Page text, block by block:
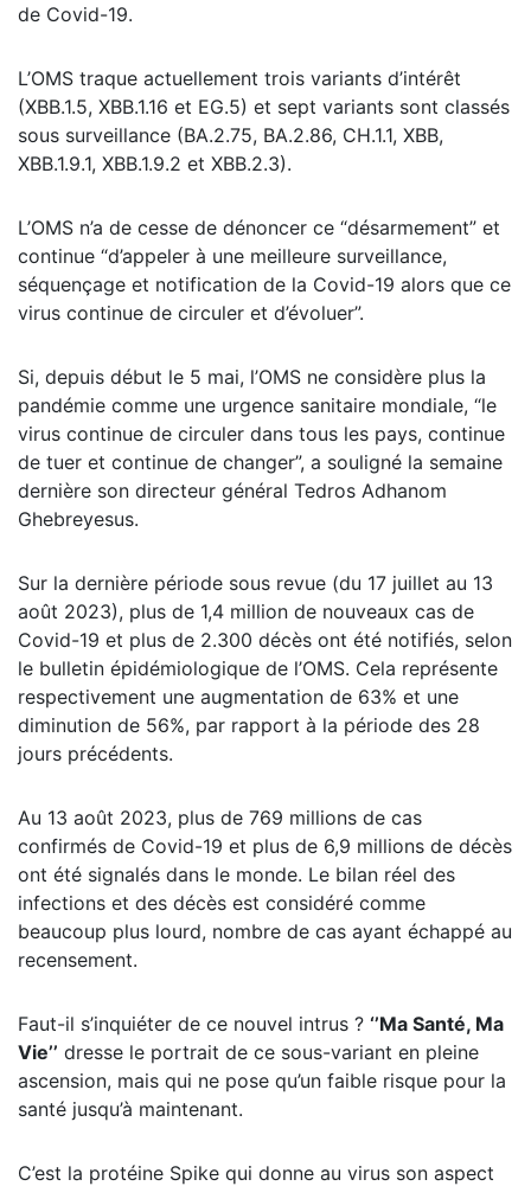
de Covid-19.
L’OMS traque actuellement trois variants d’intérêt
(XBB.1.5, XBB.1.16 et EG.5) et sept variants sont classés
sous surveillance (BA.2.75, BA.2.86, CH.1.1, XBB,
XBB.1.9.1, XBB.1.9.2 et XBB.2.3).
L’OMS n’a de cesse de dénoncer ce “désarmement” et
continue “d’appeler à une meilleure surveillance,
séquençage et notification de la Covid-19 alors que ce
virus continue de circuler et d’évoluer”.
Si, depuis début le 5 mai, l’OMS ne considère plus la
pandémie comme une urgence sanitaire mondiale, “le
virus continue de circuler dans tous les pays, continue
de tuer et continue de changer”, a souligné la semaine
dernière son directeur général Tedros Adhanom
Ghebreyesus.
Sur la dernière période sous revue (du 17 juillet au 13
août 2023), plus de 1,4 million de nouveaux cas de
Covid-19 et plus de 2.300 décès ont été notifiés, selon
le bulletin épidémiologique de l’OMS. Cela représente
respectivement une augmentation de 63% et une
diminution de 56%, par rapport à la période des 28
jours précédents.
Au 13 août 2023, plus de 769 millions de cas
confirmés de Covid-19 et plus de 6,9 millions de décès
ont été signalés dans le monde. Le bilan réel des
infections et des décès est considéré comme
beaucoup plus lourd, nombre de cas ayant échappé au
recensement.
Faut-il s’inquiéter de ce nouvel intrus ? ‘’Ma Santé, Ma
Vie’’ dresse le portrait de ce sous-variant en pleine
ascension, mais qui ne pose qu’un faible risque pour la
santé jusqu’à maintenant.
C’est la protéine Spike qui donne au virus son aspect